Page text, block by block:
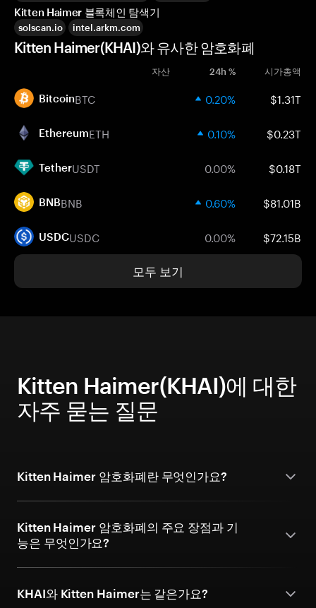
Kitten Haimer 블록체인 탐색기
solscan.io intel.arkm.com
Kitten Haimer(KHAI)와 유사한 암호화폐
자산 24h % 시가총액
BitcoinBTC 0.20% $1.31T
EthereumETH 0.10% $0.23T
TetherUSDT 0.00% $0.18T
BNBBNB 0.60% $81.01B
USDCUSDC 0.00% $72.15B
모두 보기
Kitten Haimer(KHAI)에 대한
자주 묻는 질문
Kitten Haimer 암호화폐란 무엇인가요?
Kitten Haimer 암호화폐의 주요 장점과 기
능은 무엇인가요?
KHAI와 Kitten Haimer는 같은가요?